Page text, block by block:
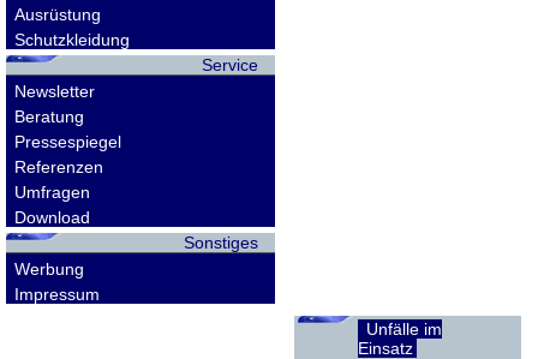
Ausrüstung
Schutzkleidung
Service
Newsletter
Beratung
Pressespiegel
Referenzen
Umfragen
Download
Sonstiges
Werbung
Impressum
Unfälle im
Einsatz